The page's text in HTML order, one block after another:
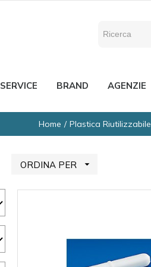
SERVICE BRAND AGENZIE
Home Plastica Riutilizzabile
ORDINA PER 